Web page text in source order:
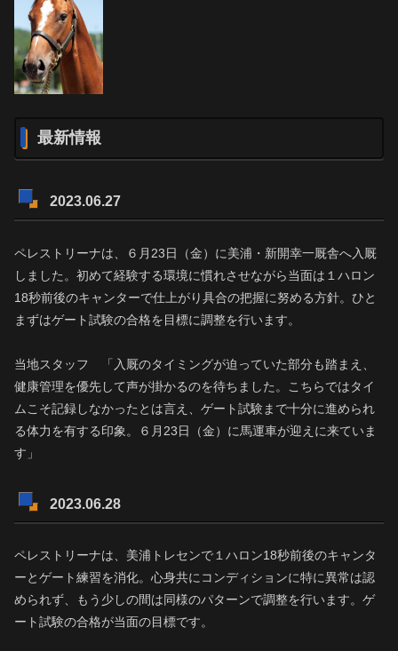
最新情報
2023.06.27
ペレストリーナは、６月23日（金）に美浦・新開幸一厩舎へ入厩
しました。初めて経験する環境に慣れさせながら当面は１ハロン
18秒前後のキャンターで仕上がり具合の把握に努める方針。ひと
まずはゲート試験の合格を目標に調整を行います。
当地スタッフ 「入厩のタイミングが迫っていた部分も踏まえ、
健康管理を優先して声が掛かるのを待ちました。こちらではタイ
ムこそ記録しなかったとは言え、ゲート試験まで十分に進められ
る体力を有する印象。６月23日（金）に馬運車が迎えに来ていま
す」
2023.06.28
ペレストリーナは、美浦トレセンで１ハロン18秒前後のキャンタ
ーとゲート練習を消化。心身共にコンディションに特に異常は認
められず、もう少しの間は同様のパターンで調整を行います。ゲ
ート試験の合格が当面の目標です。